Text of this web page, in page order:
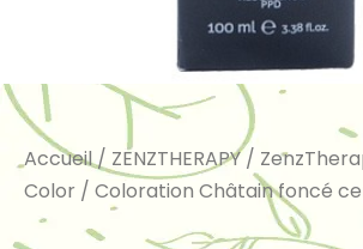
Accueil/ ZENZTHERAPY/
Color / Coloration Châtain foncé